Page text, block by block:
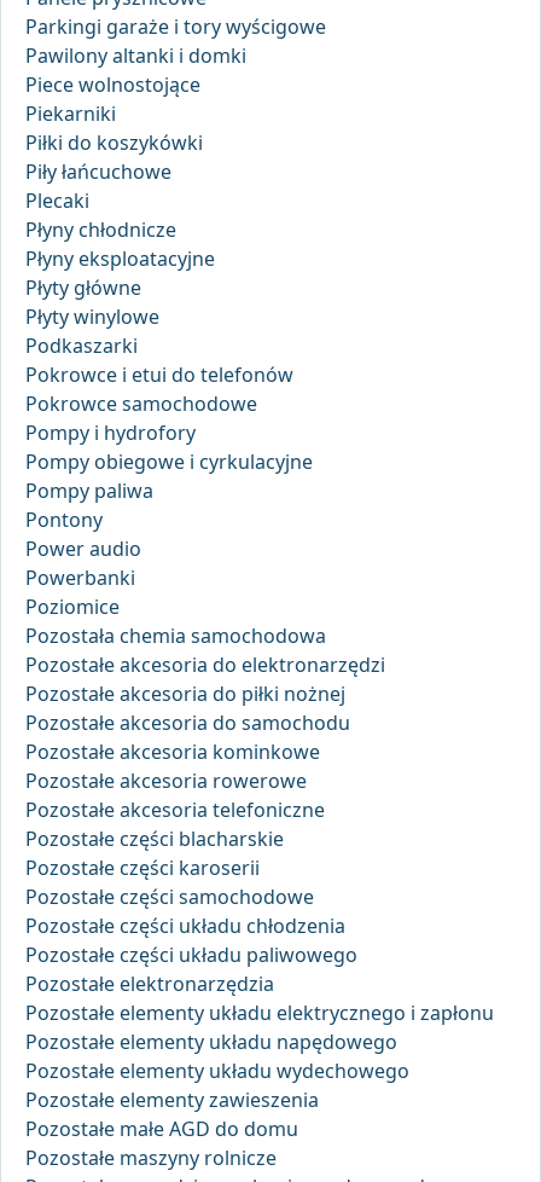
Parkingi garaże i tory wyścigowe
Pawilony altanki i domki
Piece wolnostojące
Piekarniki
Piłki do koszykówki
Piły łańcuchowe
Plecaki
Płyny chłodnicze
Płyny eksploatacyjne
Płyty główne
Płyty winylowe
Podkaszarki
Pokrowce i etui do telefonów
Pokrowce samochodowe
Pompy i hydrofory
Pompy obiegowe i cyrkulacyjne
Pompy paliwa
Pontony
Power audio
Powerbanki
Poziomice
Pozostała chemia samochodowa
Pozostałe akcesoria do elektronarzędzi
Pozostałe akcesoria do piłki nożnej
Pozostałe akcesoria do samochodu
Pozostałe akcesoria kominkowe
Pozostałe akcesoria rowerowe
Pozostałe akcesoria telefoniczne
Pozostałe części blacharskie
Pozostałe części karoserii
Pozostałe części samochodowe
Pozostałe części układu chłodzenia
Pozostałe części układu paliwowego
Pozostałe elektronarzędzia
Pozostałe elementy układu elektrycznego i zapłonu
Pozostałe elementy układu napędowego
Pozostałe elementy układu wydechowego
Pozostałe elementy zawieszenia
Pozostałe małe AGD do domu
Pozostałe maszyny rolnicze